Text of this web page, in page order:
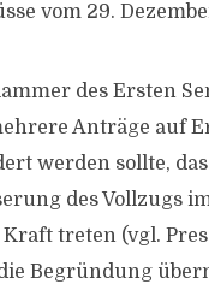
vom 29.
des Ersten
Anträge auf
werden sollte,
des Vollzugs
Kraft treten (vgl.
Begründung